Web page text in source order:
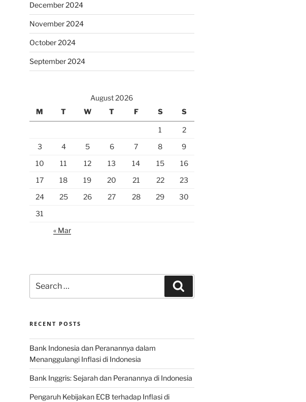
December 2024
November 2024
October 2024
September 2024
August 2026
M
T W T F S S
1
2
3
4 5 6 7 8
9
10
11 12 13 14 15
16
17
18 19 20 21 22
23
24
25 26 27 28 29
30
31
« Mar
for:
RECENT POSTS
Bank Indonesia dan Peranannya dalam
Menanggulangi Inflasi di Indonesia
Bank Inggris: Sejarah dan Peranannya di Indonesia
Pengaruh Kebijakan ECB terhadap Inflasi di